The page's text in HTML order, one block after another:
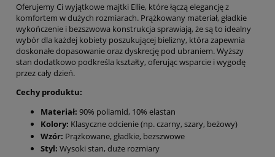
Oferujemy Ci wyjątkowe majtki Ellie, które łączą elegancję z
komfortem w dużych rozmiarach. Prążkowany materiał, gładkie
wykończenie i bezszwowa konstrukcja sprawiają, że są to idealny
wybór dla każdej kobiety poszukującej bielizny, która zapewnia
doskonałe dopasowanie oraz dyskrecję pod ubraniem. Wyższy
stan dodatkowo podkreśla kształty, oferując wsparcie i wygodę
przez cały dzień.
Cechy produktu:
Materiał: 90% poliamid, 10% elastan
Kolory: Klasyczne odcienie (np. czarny, szary, beżowy)
Wzór: Prążkowane, gładkie, bezszwowe
Styl: Wysoki stan, duże rozmiary